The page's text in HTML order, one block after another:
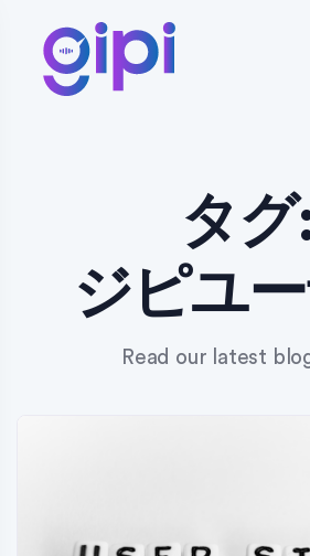
タグ
ジピユ
Read our latest